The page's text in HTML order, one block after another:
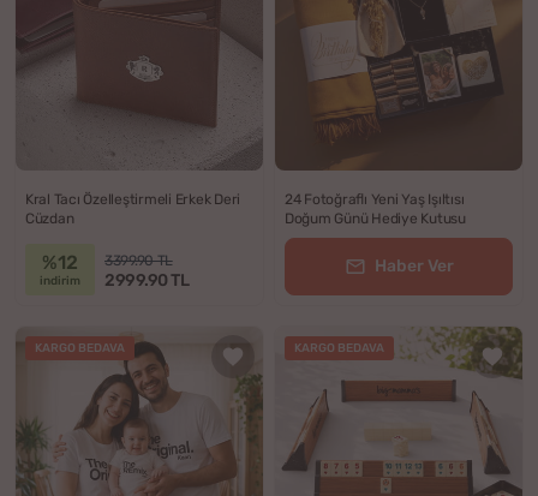
Kral Tacı Özelleştirmeli Erkek Deri
Cüzdan
%12
indirim
3399.90 TL
2999.90 TL
24 Fotoğraflı Yeni Yaş Işıltısı
Doğum Günü Hediye Kutusu
Haber Ver
KARGO BEDAVA KARGO BEDAVA